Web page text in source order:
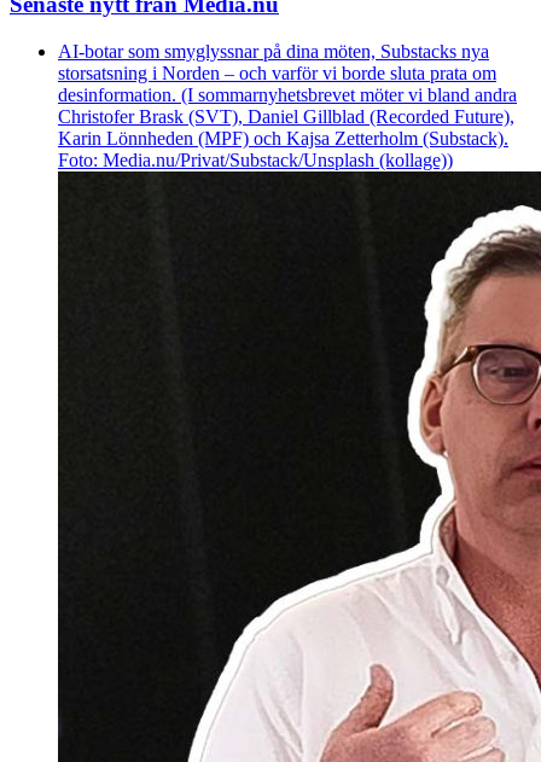
AI-botar som smyglyssnar på dina möten, Substacks nya
storsatsning i Norden – och varför vi borde sluta prata om
desinformation. (I sommarnyhetsbrevet möter vi bland andra
Christofer Brask (SVT), Daniel Gillblad (Recorded Future),
Karin Lönnheden (MPF) och Kajsa Zetterholm (Substack).
Foto: Media.nu/Privat/Substack/Unsplash (kollage))